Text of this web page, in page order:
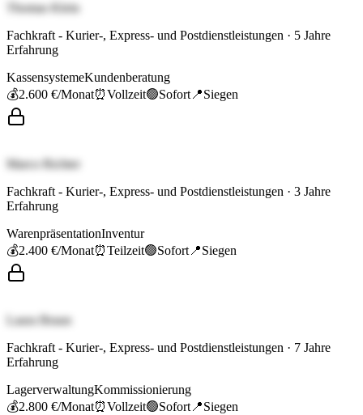
Thomas Klein
Fachkraft - Kurier-, Express- und Postdienstleistungen · 5 Jahre
Erfahrung
KassensystemeKundenberatung
💰2.600 €/Monat⏰Vollzeit🟢Sofort 📍Siegen
Marco Richter
Fachkraft - Kurier-, Express- und Postdienstleistungen · 3 Jahre
Erfahrung
WarenpräsentationInventur
💰2.400 €/Monat⏰Teilzeit🟢Sofort 📍Siegen
Laura Braun
Fachkraft - Kurier-, Express- und Postdienstleistungen · 7 Jahre
Erfahrung
LagerverwaltungKommissionierung
💰2.800 €/Monat⏰Vollzeit🟢Sofort 📍Siegen